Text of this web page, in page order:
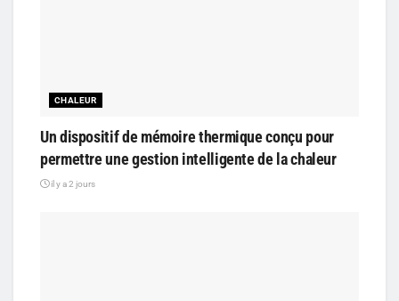
CHALEUR
Un dispositif de mémoire thermique conçu pour
permettre une gestion intelligente de la chaleur
il y a 2 jours